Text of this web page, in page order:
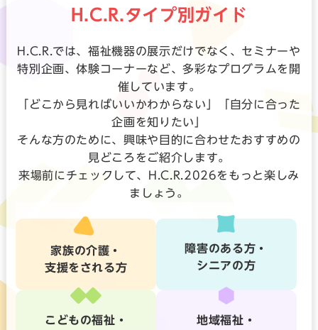
H.C.R.タイプ別ガイド
H.C.R.では、福祉機器の展示だけでなく、セミナーや
特別企画、体験コーナーなど、多彩なプログラムを開
催しています。
「どこから見ればいいかわからない」「自分に合った
企画を知りたい」
そんな方のために、興味や目的に合わせたおすすめの
見どころをご紹介します。
来場前にチェックして、H.C.R.2026をもっと楽しみ
ましょう。
家族の介護・
支援をされる方
障害のある方・
シニアの方
こどもの福祉・
地域福祉・